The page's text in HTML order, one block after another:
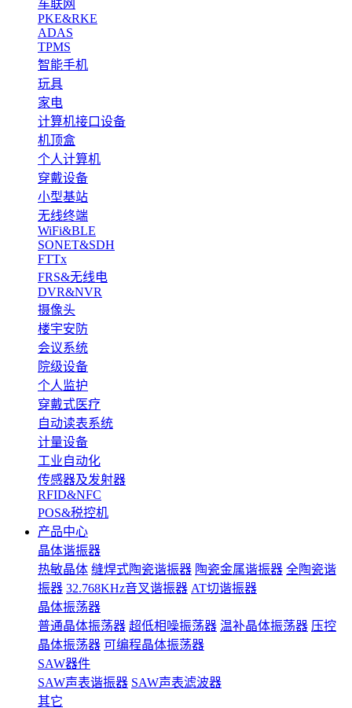
车联网
PKE&RKE
ADAS
TPMS
智能手机
玩具
家电
计算机接口设备
机顶盒
个人计算机
穿戴设备
小型基站
无线终端
WiFi&BLE
SONET&SDH
FTTx
FRS&无线电
DVR&NVR
摄像头
楼宇安防
会议系统
院级设备
个人监护
穿戴式医疗
自动读表系统
计量设备
工业自动化
传感器及发射器
RFID&NFC
POS&税控机
产品中心
晶体谐振器
热敏晶体 缝焊式陶瓷谐振器 陶瓷金属谐振器 全陶瓷谐
振器 32.768KHz音叉谐振器 AT切谐振器
晶体振荡器
普通晶体振荡器 超低相噪振荡器 温补晶体振荡器 压控
晶体振荡器 可编程晶体振荡器
SAW器件
SAW声表谐振器 SAW声表滤波器
其它